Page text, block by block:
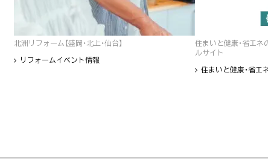
北洲リフォーム【盛岡・北上・仙台】
リフォームイベント情報
住まいと健康・省エ
ルサイト
住まいと健康・省エ